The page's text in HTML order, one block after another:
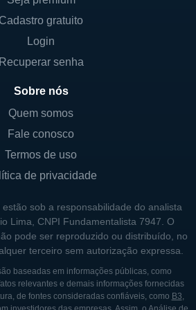
também oferece
como serviços de cartão
de crédito. A gestão de
área em crescente
personalizadas para
planejar e gerenciar
longo do tempo.
é uma empresa de
como tal, seu capital é
vários acionistas, incluindo
e indivíduos. A
Cadastro gratuito
Login
Recuperar senha
Sobre nós
Quem somos
Fale conosco
Termos de uso
de privacidade
sob a responsabilidade do analista
Lima, CNPI Fundamentalista 7947. O
pode ser reproduzido ou distribuído, no
terceiro sem autorização expressa.
baseadas em informações públicas, como
relevantes e demais informações fornecidas
de fontes consideradas confiáveis, como B3,